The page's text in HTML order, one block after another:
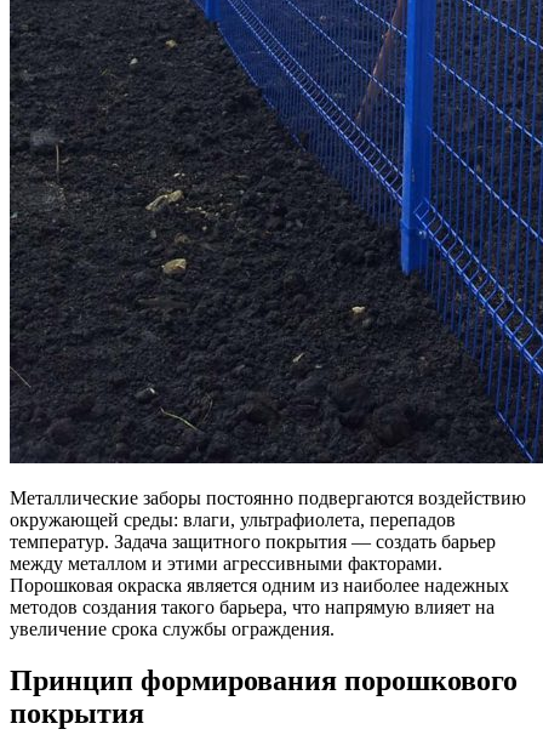
Металлические заборы постоянно подвергаются воздействию
окружающей среды: влаги, ультрафиолета, перепадов
температур. Задача защитного покрытия — создать барьер
между металлом и этими агрессивными факторами.
Порошковая окраска является одним из наиболее надежных
методов создания такого барьера, что напрямую влияет на
увеличение срока службы ограждения.
Принцип формирования порошкового
покрытия